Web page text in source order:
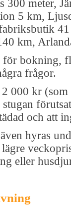
300 meter,
5 km,
km,
för bokning,
frågor.
000 kr (som
och att
hyras
eller